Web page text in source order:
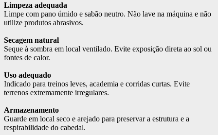
Limpeza adequada
Limpe com pano úmido e sabão neutro. Não lave na máquina e não
utilize produtos abrasivos.
Secagem natural
Seque à sombra em local ventilado. Evite exposição direta ao sol ou
fontes de calor.
Uso adequado
Indicado para treinos leves, academia e corridas curtas. Evite
terrenos extremamente irregulares.
Armazenamento
Guarde em local seco e arejado para preservar a estrutura e a
respirabilidade do cabedal.